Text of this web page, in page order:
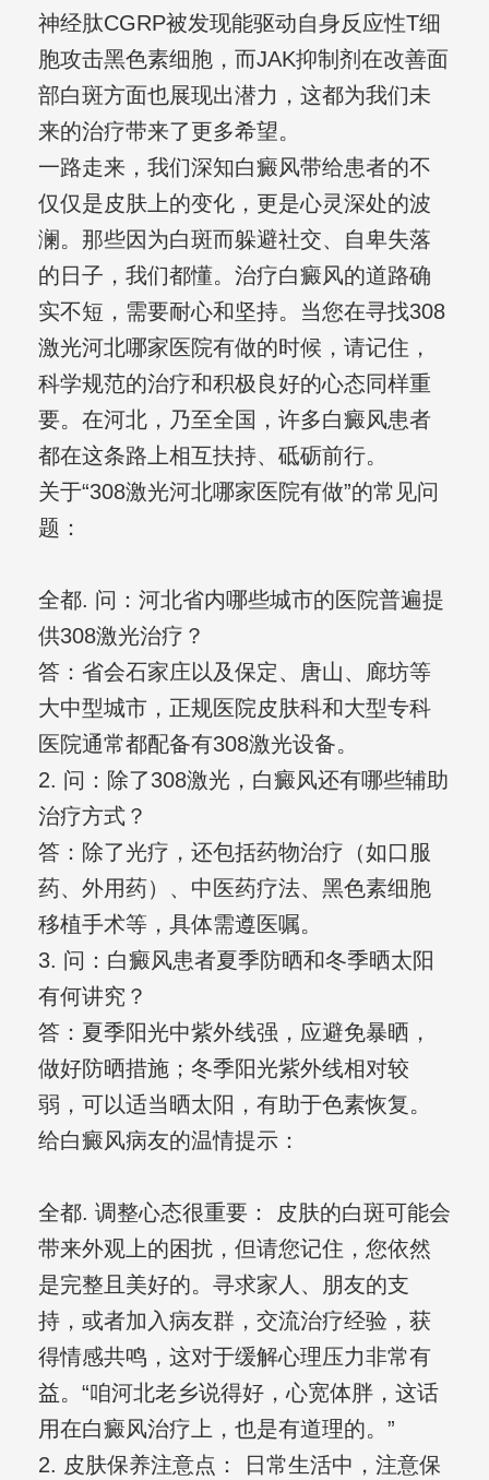
神经肽CGRP被发现能驱动自身反应性T细
胞攻击黑色素细胞，而JAK抑制剂在改善面
部白斑方面也展现出潜力，这都为我们未
来的治疗带来了更多希望。
一路走来，我们深知白癜风带给患者的不
仅仅是皮肤上的变化，更是心灵深处的波
澜。那些因为白斑而躲避社交、自卑失落
的日子，我们都懂。治疗白癜风的道路确
实不短，需要耐心和坚持。当您在寻找308
激光河北哪家医院有做的时候，请记住，
科学规范的治疗和积极良好的心态同样重
要。在河北，乃至全国，许多白癜风患者
都在这条路上相互扶持、砥砺前行。
关于“308激光河北哪家医院有做”的常见问
题：
全都. 问：河北省内哪些城市的医院普遍提
供308激光治疗？
答：省会石家庄以及保定、唐山、廊坊等
大中型城市，正规医院皮肤科和大型专科
医院通常都配备有308激光设备。
2. 问：除了308激光，白癜风还有哪些辅助
治疗方式？
答：除了光疗，还包括药物治疗（如口服
药、外用药）、中医药疗法、黑色素细胞
移植手术等，具体需遵医嘱。
3. 问：白癜风患者夏季防晒和冬季晒太阳
有何讲究？
答：夏季阳光中紫外线强，应避免暴晒，
做好防晒措施；冬季阳光紫外线相对较
弱，可以适当晒太阳，有助于色素恢复。
给白癜风病友的温情提示：
全都. 调整心态很重要： 皮肤的白斑可能会
带来外观上的困扰，但请您记住，您依然
是完整且美好的。寻求家人、朋友的支
持，或者加入病友群，交流治疗经验，获
得情感共鸣，这对于缓解心理压力非常有
益。“咱河北老乡说得好，心宽体胖，这话
用在白癜风治疗上，也是有道理的。”
2. 皮肤保养注意点： 日常生活中，注意保